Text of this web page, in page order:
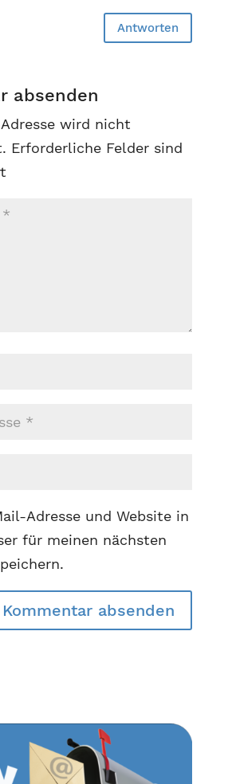
Antworten
absenden
wird nicht
Erforderliche Felder sind
Adresse und Website in
für meinen nächsten